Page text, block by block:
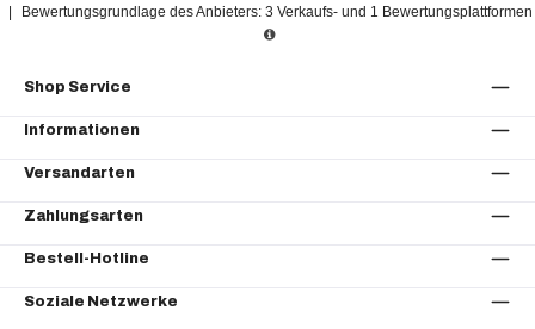
|
Bewertungsgrundlage des Anbieters: 3 Verkaufs- und 1 Bewertungsplattformen
Shop Service
Informationen
Versandarten
Zahlungsarten
Bestell-Hotline
Soziale Netzwerke